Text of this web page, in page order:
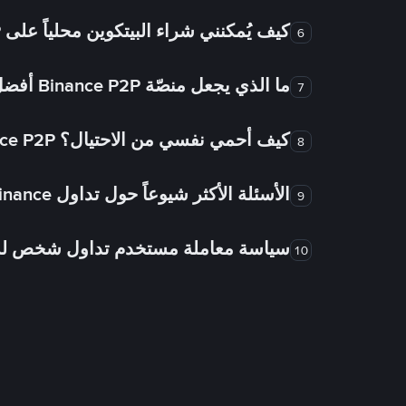
6 كيف يُمكنني شراء البيتكوين محلياً على Binance P2P؟
7 ما الذي يجعل منصّة Binance P2P أفضل من الأسواق الأخرى للتداول من شخص لشخص؟
8 كيف أحمي نفسي من الاحتيال؟ Binance P2P ضمان FTW!
9 الأسئلة الأكثر شيوعاً حول تداول Binance شخص لشخص
10 سياسة معاملة مستخدم تداول